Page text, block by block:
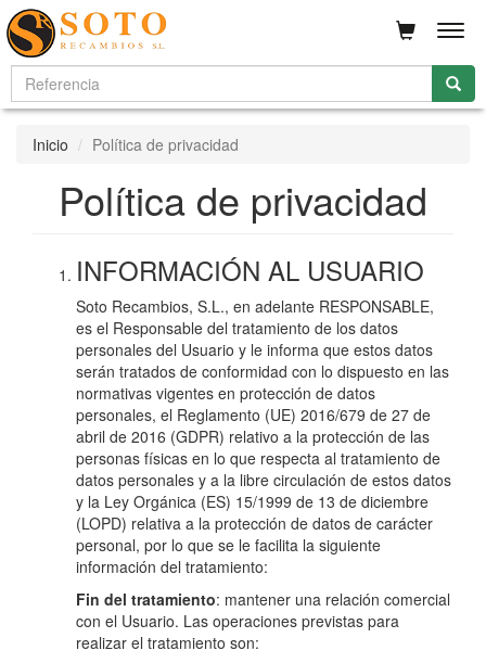
Inicio Política de privacidad
Política de privacidad
INFORMACIÓN AL USUARIO
Soto Recambios, S.L., en adelante RESPONSABLE,
es el Responsable del tratamiento de los datos
personales del Usuario y le informa que estos datos
serán tratados de conformidad con lo dispuesto en las
normativas vigentes en protección de datos
personales, el Reglamento (UE) 2016/679 de 27 de
abril de 2016 (GDPR) relativo a la protección de las
personas físicas en lo que respecta al tratamiento de
datos personales y a la libre circulación de estos datos
y la Ley Orgánica (ES) 15/1999 de 13 de diciembre
(LOPD) relativa a la protección de datos de carácter
personal, por lo que se le facilita la siguiente
información del tratamiento:
Fin del tratamiento: mantener una relación comercial
con el Usuario. Las operaciones previstas para
realizar el tratamiento son: